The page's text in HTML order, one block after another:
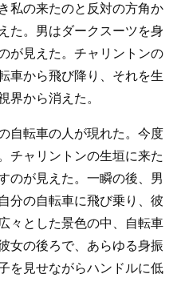
私の来たのと反対の方角か
た。男はダークスーツを身
が見えた。チャリントンの
車から飛び降り、それを生
界から消えた。
自転車の人が現れた。今度
チャリントンの生垣に来た
のが見えた。一瞬の後、男
分の自転車に飛び乗り、彼
々とした景色の中、自転車
女の後ろで、あらゆる身振
を見せながらハンドルに低